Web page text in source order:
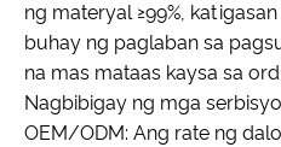
ng materyal ≥99%,
buhay ng paglaban sa
na mas mataas kaysa sa
Nagbibigay ng mga
OEM/ODM: Ang rate ng